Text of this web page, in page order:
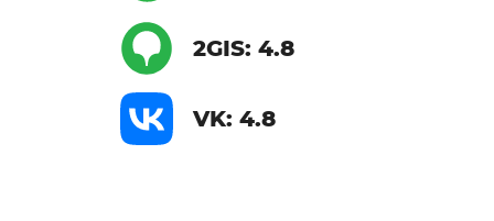
2GIS: 4.8
VK: 4.8